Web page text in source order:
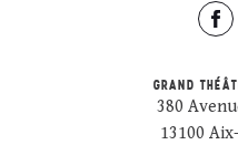
GRAND
380
13100